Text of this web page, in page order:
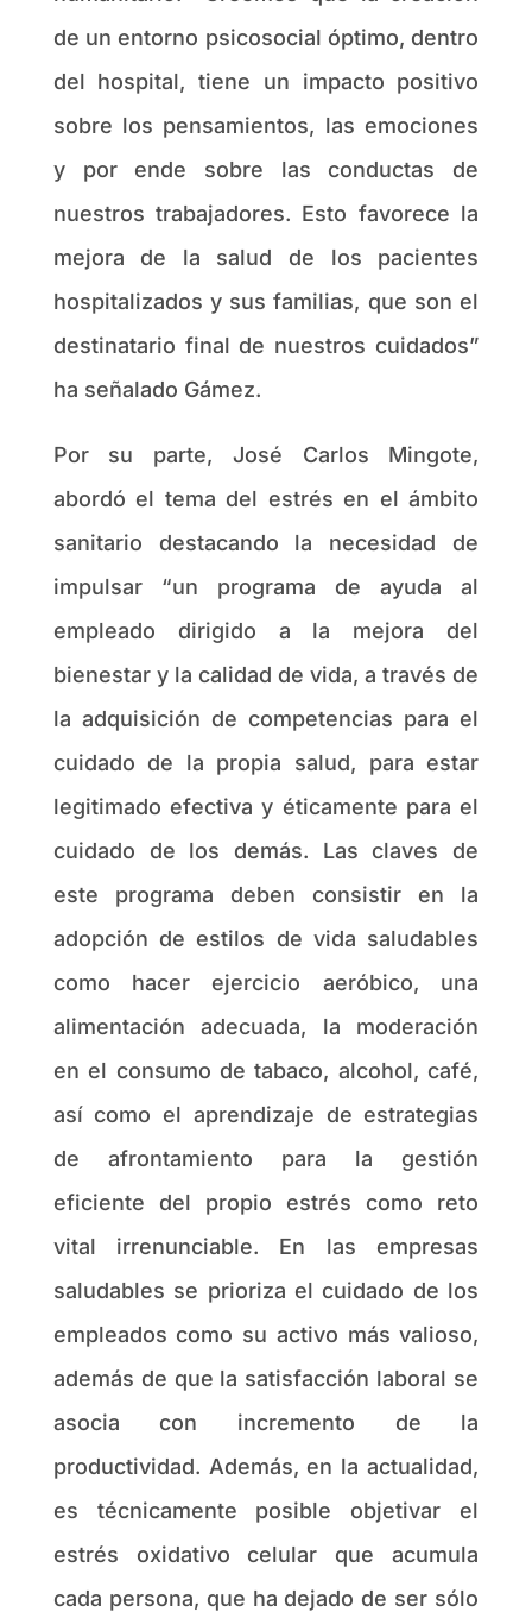
de un entorno psicosocial óptimo, dentro
del hospital, tiene un impacto positivo
sobre los pensamientos, las emociones
y por ende sobre las conductas de
nuestros trabajadores. Esto favorece la
mejora de la salud de los pacientes
hospitalizados y sus familias, que son el
destinatario final de nuestros cuidados”
ha señalado Gámez.
Por su parte, José Carlos Mingote,
abordó el tema del estrés en el ámbito
sanitario destacando la necesidad de
impulsar “un programa de ayuda al
empleado dirigido a la mejora del
bienestar y la calidad de vida, a través de
la adquisición de competencias para el
cuidado de la propia salud, para estar
legitimado efectiva y éticamente para el
cuidado de los demás. Las claves de
este programa deben consistir en la
adopción de estilos de vida saludables
como hacer ejercicio aeróbico, una
alimentación adecuada, la moderación
en el consumo de tabaco, alcohol, café,
así como el aprendizaje de estrategias
de afrontamiento para la gestión
eficiente del propio estrés como reto
vital irrenunciable. En las empresas
saludables se prioriza el cuidado de los
empleados como su activo más valioso,
además de que la satisfacción laboral se
asocia con incremento de la
productividad. Además, en la actualidad,
es técnicamente posible objetivar el
estrés oxidativo celular que acumula
cada persona, que ha dejado de ser sólo